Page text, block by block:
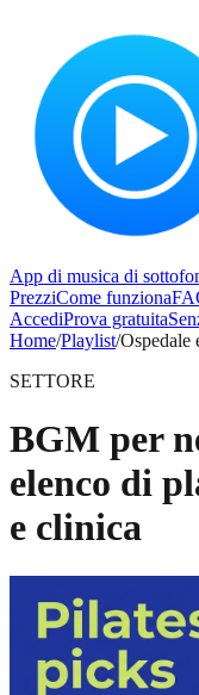
App di musica di
PrezziCome funziona
AccediProva gratuita
Home/Playlist/Ospedale
SETTORE
BGM per
elenco di
e clinica